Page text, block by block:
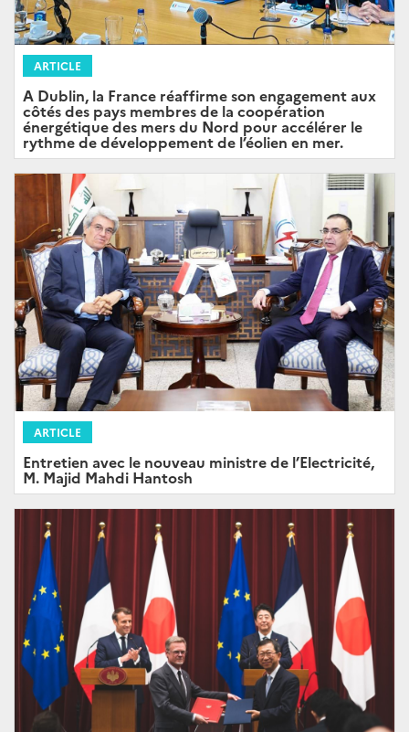
ARTICLE
A Dublin, la France réaffirme son engagement aux
côtés des pays membres de la coopération
énergétique des mers du Nord pour accélérer le
rythme de développement de l’éolien en mer.
ARTICLE
Entretien avec le nouveau ministre de l’Electricité,
M. Majid Mahdi Hantosh